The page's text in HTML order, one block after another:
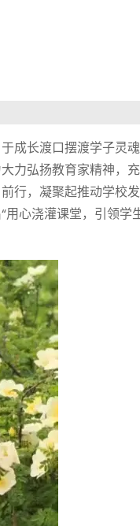
成长渡口摆渡学子灵
力弘扬教育家精神，
行，凝聚起推动学校
心浇灌课堂，引领学